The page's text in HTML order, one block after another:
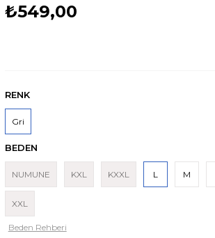
₺549,00
RENK
Gri
BEDEN
NUMUNE KXL KXXL L M
XXL
Beden Rehberi